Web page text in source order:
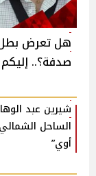
صدفة؟..
شيرين عبد
الساحل
أوي”